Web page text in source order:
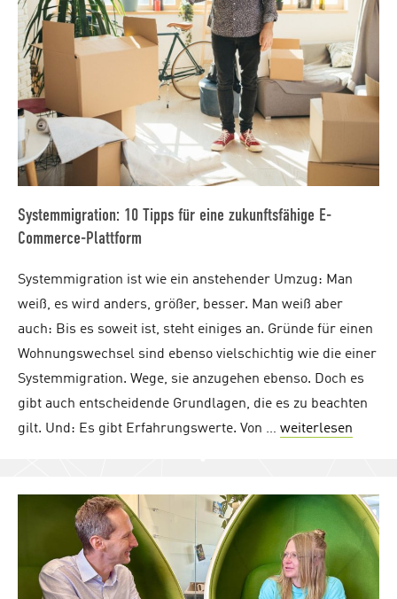
Systemmigration: 10 Tipps für eine zukunftsfähige E-
Commerce-Plattform
Systemmigration ist wie ein anstehender Umzug: Man
weiß, es wird anders, größer, besser. Man weiß aber
auch: Bis es soweit ist, steht einiges an. Gründe für einen
Wohnungswechsel sind ebenso vielschichtig wie die einer
Systemmigration. Wege, sie anzugehen ebenso. Doch es
gibt auch entscheidende Grundlagen, die es zu beachten
gilt. Und: Es gibt Erfahrungswerte. Von … weiterlesen